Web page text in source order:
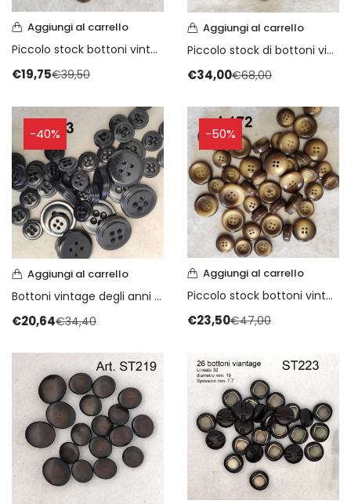
Aggiungi al carrello
Piccolo stock bottoni vintage anni 70
€19,75€39,50
Aggiungi al carrello
Piccolo stock di bottoni vintage degli anni 70
€34,00€68,00
-40%
Aggiungi al carrello
Bottoni vintage degli anni 70 ultimi bottoni
€20,64€34,40
-50%
Aggiungi al carrello
Piccolo stock bottoni vintage degli anni 70
€23,50€47,00